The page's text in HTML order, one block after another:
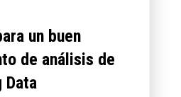
un buen
de análisis de
Data